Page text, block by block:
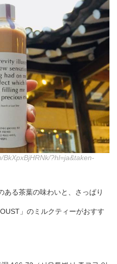
?hl=ja&taken-
ある茶葉の味わいと、さっぱり
」のミルクティーがおすす